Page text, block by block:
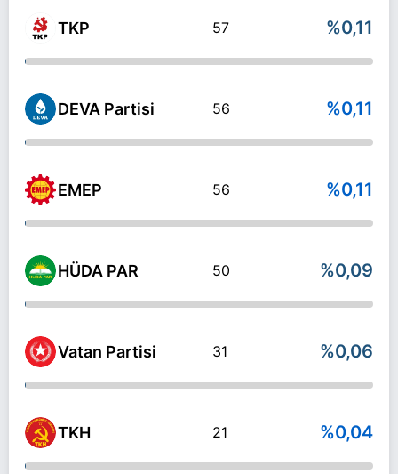
TKP 57 %0,11
DEVA Partisi 56 %0,11
EMEP 56 %0,11
HÜDA PAR 50 %0,09
Vatan Partisi 31 %0,06
TKH 21 %0,04